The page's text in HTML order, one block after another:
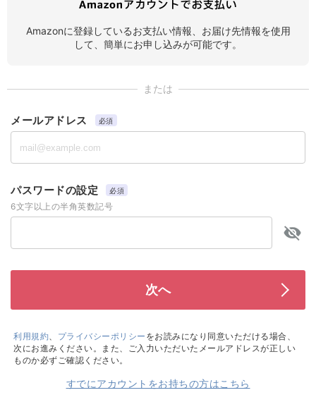
Amazonに登録しているお支払い情報、お届け先情報を使用
して、簡単にお申し込みが可能です。
または
メールアドレス 必須
パスワードの設定 必須
6文字以上の半角英数記号
利用規約、 プライバシーポリシー をお読みになり同意いただける場合、
次にお進みください。また、ご入力いただいたメールアドレスが正しい
ものか必ずご確認ください。
すでにアカウントをお持ちの方はこちら